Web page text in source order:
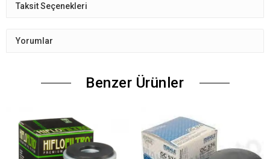
Taksit Seçenekleri
Yorumlar
Benzer Ürünler